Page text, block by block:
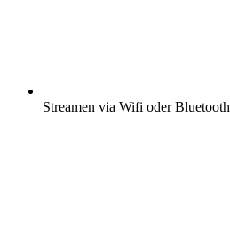
Streamen via Wifi oder Bluetooth